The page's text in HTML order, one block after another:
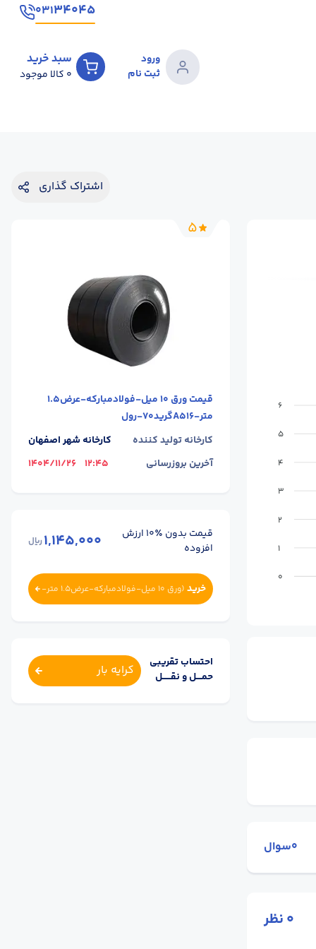
۳۴۰۴۵۰۳۱
ورود
ثبت نام
سبد خرید
0 کالا موجود
اشتراک گذاری
6
5
4
3
2
1
0
0سوال
0نظر
5
قیمت
ورق 10 میل-فولادمبارکه-عرض1.5
متر-A516گرید70-رول
کارخانه تولید کننده
کارخانه شهر اصفهان
آخرین بروزرسانی
12:45
1404/11/26
قیمت بدون ٪۱۰ ارزش
افزوده
1,145,000ریال
خرید (
ورق 10 میل-فولادمبارکه-عرض1.5 متر-
A516گرید70-رول
)
احتساب تقریبی
حمــــل و نقــــــل
کرایه بار